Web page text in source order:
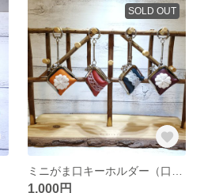
SOLD OUT
1,000円